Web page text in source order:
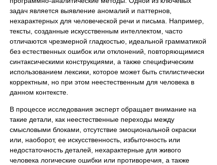
задач является выявление аномалий и паттернов,
нехарактерных для человеческой речи и письма. Например,
тексты, созданные искусственным интеллектом, часто
отличаются чрезмерной гладкостью, идеальной грамматикой
без естественных ошибок или отклонений, повторяющимися
синтаксическими конструкциями, а также специфическим
использованием лексики, которое может быть стилистически
корректным, но при этом неестественным для человека в
данном контексте.
В процессе исследования эксперт обращает внимание на
такие детали, как неестественные переходы между
смысловыми блоками, отсутствие эмоциональной окраски
или, наоборот, ее искусственность, избыточность или
недостаточность деталей, нехарактерные для живого
человека логические ошибки или противоречия, а также